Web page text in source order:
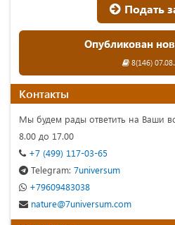
Подать
Опубликован
8(146)
Контакты
Мы будем рады ответить на Ваши
8.00 до 17.00
+7 (499) 117-03-65
Telegram: 7universum
+79609483038
nature@7universum.com